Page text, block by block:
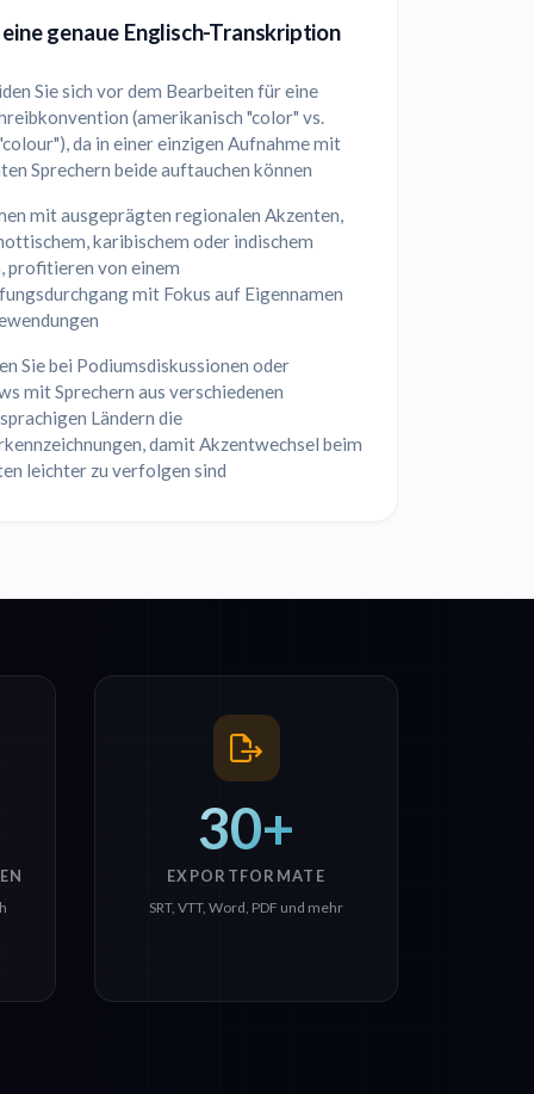
genaue Englisch-Transkription
Sie sich vor dem Bearbeiten für eine
(amerikanisch "color" vs.
da in einer einzigen Aufnahme mit
Sprechern beide auftauchen können
mit ausgeprägten regionalen Akzenten,
karibischem oder indischem
profitieren von einem
mit Fokus auf Eigennamen
Sie bei Podiumsdiskussionen oder
mit Sprechern aus verschiedenen
Ländern die
damit Akzentwechsel beim
leichter zu verfolgen sind
30+
EXPORTFORMATE
SRT, VTT, Word, PDF und mehr